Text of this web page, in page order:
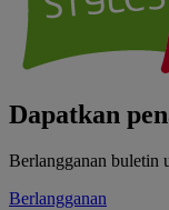
Dapatkan
Berlangganan buletin
Berlangganan